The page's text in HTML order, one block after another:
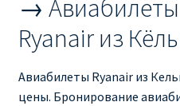
→
Ryanair из
Авиабилеты Ryanair из
цены. Бронирование